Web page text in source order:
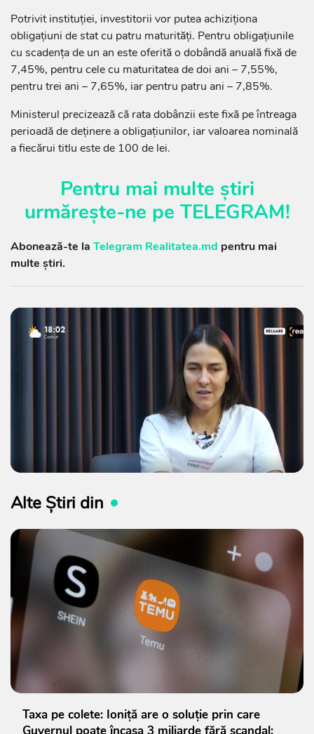
Potrivit instituției, investitorii vor putea achiziționa
obligațiuni de stat cu patru maturități. Pentru obligațiunile
cu scadența de un an este oferită o dobândă anuală fixă de
7,45%, pentru cele cu maturitatea de doi ani – 7,55%,
pentru trei ani – 7,65%, iar pentru patru ani – 7,85%.
Ministerul precizează că rata dobânzii este fixă pe întreaga
perioadă de deținere a obligațiunilor, iar valoarea nominală
a fiecărui titlu este de 100 de lei.
Pentru mai multe știri
urmărește-ne pe TELEGRAM!
Abonează-te la Telegram Realitatea.md pentru mai
multe știri.
Alte Știri din
Taxa pe colete: Ioniță are o soluție prin care